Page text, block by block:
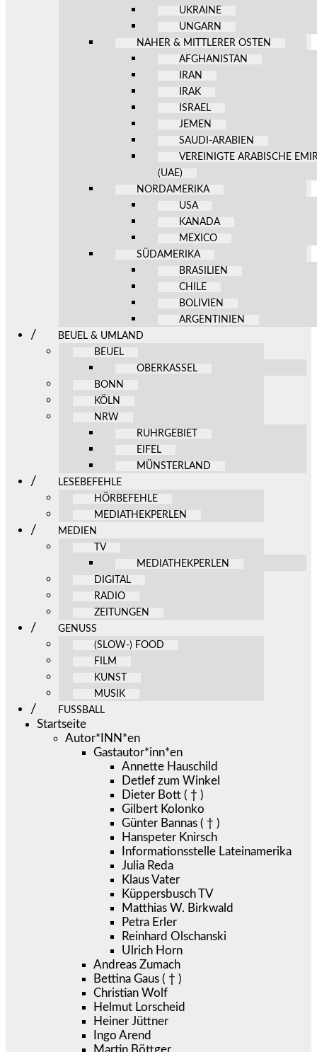
UKRAINE
UNGARN
NAHER & MITTLERER OSTEN
AFGHANISTAN
IRAN
IRAK
ISRAEL
JEMEN
SAUDI-ARABIEN
VEREINIGTE ARABISCHE
(UAE)
NORDAMERIKA
USA
KANADA
MEXICO
SÜDAMERIKA
BRASILIEN
CHILE
BOLIVIEN
ARGENTINIEN
BEUEL & UMLAND
BEUEL
OBERKASSEL
BONN
KÖLN
NRW
RUHRGEBIET
EIFEL
MÜNSTERLAND
LESEBEFEHLE
HÖRBEFEHLE
MEDIATHEKPERLEN
MEDIEN
TV
MEDIATHEKPERLEN
DIGITAL
RADIO
ZEITUNGEN
GENUSS
(SLOW-) FOOD
FILM
KUNST
MUSIK
FUSSBALL
Startseite
Autor*INN*en
Gastautor*inn*en
Annette Hauschild
Detlef zum Winkel
Dieter Bott ( † )
Gilbert Kolonko
Günter Bannas ( † )
Hanspeter Knirsch
Informationsstelle Lateinamerika
Julia Reda
Klaus Vater
Küppersbusch TV
Matthias W. Birkwald
Petra Erler
Reinhard Olschanski
Ulrich Horn
Andreas Zumach
Bettina Gaus ( † )
Christian Wolf
Helmut Lorscheid
Heiner Jüttner
Ingo Arend
Martin Böttger